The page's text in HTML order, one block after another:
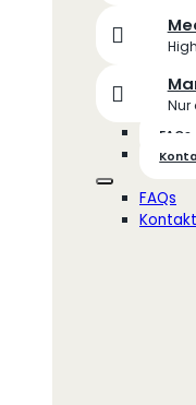
Nur
FAQs
FAQs
Kontakt